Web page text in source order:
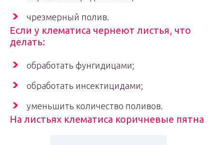
чрезмерный полив.
Если у клематиса чернеют листья, что
делать:
обработать фунгидицами;
обработать инсектицидами;
уменьшить количество поливов.
На листьях клематиса коричневые пятна